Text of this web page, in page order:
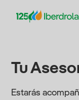
Tu
Estarás